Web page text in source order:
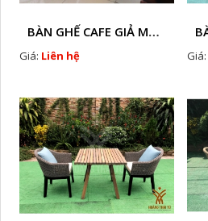
BÀN GHẾ CAFE GIẢ MÂY HTT - L128A
Giá: Liên hệ Giá: